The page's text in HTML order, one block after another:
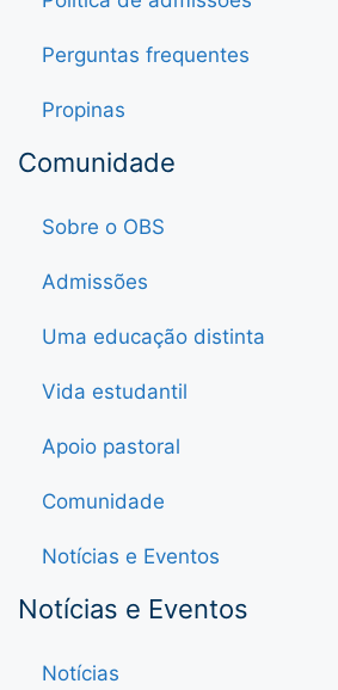
Perguntas frequentes
Propinas
Comunidade
Sobre o OBS
Admissões
Uma educação distinta
Vida estudantil
Apoio pastoral
Comunidade
Notícias e Eventos
Notícias e Eventos
Notícias